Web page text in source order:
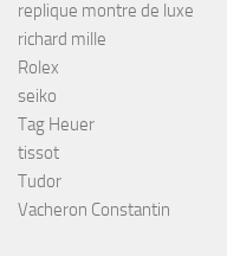
replique montre de luxe
richard mille
Rolex
seiko
Tag Heuer
tissot
Tudor
Vacheron Constantin